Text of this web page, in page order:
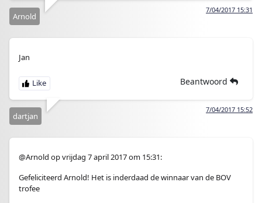
7/04/2017 15:31
Arnold
Jan
Beantwoord
7/04/2017 15:52
dartjan
@Arnold op vrijdag 7 april 2017 om 15:31:
Gefeliciteerd Arnold! Het is inderdaad de winnaar van de BOV
trofee